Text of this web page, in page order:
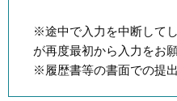
※途中で入力を中断して
が再度最初から入力をお
※履歴書等の書面での提出